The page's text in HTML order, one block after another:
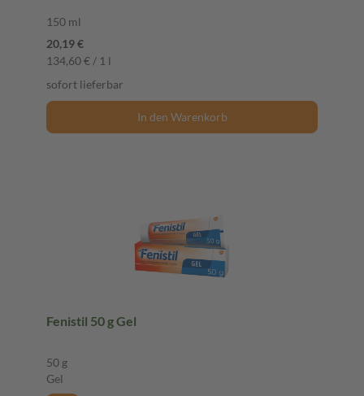
150 ml
20,19 €
134,60 € / 1 l
sofort lieferbar
In den Warenkorb
Fenistil 50 g Gel
50 g
Gel